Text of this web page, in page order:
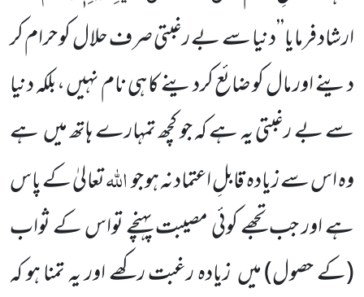
ارشاد فرمایا’’دنیا سے بے رغبتی صرف حلال کو حرام کر
دینے اور مال کو ضائع کردینے کا ہی نام نہیں ،بلکہ دنیا
سے بے رغبتی یہ ہے کہ جو کچھ تمہارے ہاتھ میںہے
وہ اس سے زیادہ قابلِ اعتماد نہ ہو جواللہتعالیٰ کے پاس
ہے اور جب تجھے کوئی مصیبت پہنچے تواس کے ثواب
(کے حصول)میںزیادہ رغبت رکھے اور یہ تمنا ہو کہ